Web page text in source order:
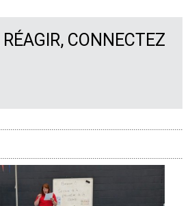
RÉAGIR, CONNECTEZ